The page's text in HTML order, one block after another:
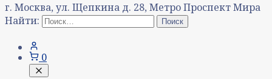
г. Москва, ул. Щепкина д. 28, Метро Проспект Мира
Найти:
0